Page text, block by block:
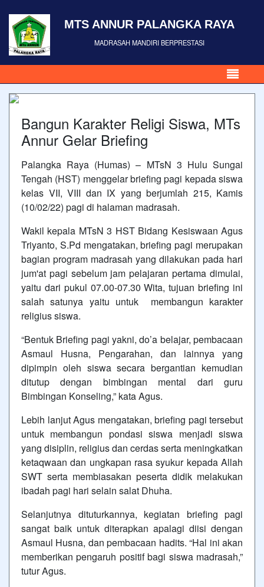
MTS ANNUR PALANGKA RAYA
MADRASAH MANDIRI BERPRESTASI
Bangun Karakter Religi Siswa, MTs
Annur Gelar Briefing
Palangka Raya (Humas) – MTsN 3 Hulu Sungai
Tengah (HST) menggelar briefing pagi kepada siswa
kelas VII, VIII dan IX yang berjumlah 215, Kamis
(10/02/22) pagi di halaman madrasah.
Wakil kepala MTsN 3 HST Bidang Kesiswaan Agus
Triyanto, S.Pd mengatakan, briefing pagi merupakan
bagian program madrasah yang dilakukan pada hari
jum'at pagi sebelum jam pelajaran pertama dimulai,
yaitu dari pukul 07.00-07.30 Wita, tujuan briefing ini
salah satunya yaitu untuk membangun karakter
religius siswa.
“Bentuk Briefing pagi yakni, do’a belajar, pembacaan
Asmaul Husna, Pengarahan, dan lainnya yang
dipimpin oleh siswa secara bergantian kemudian
ditutup dengan bimbingan mental dari guru
Bimbingan Konseling,” kata Agus.
Lebih lanjut Agus mengatakan, briefing pagi tersebut
untuk membangun pondasi siswa menjadi siswa
yang disiplin, religius dan cerdas serta meningkatkan
ketaqwaan dan ungkapan rasa syukur kepada Allah
SWT serta membiasakan peserta didik melakukan
ibadah pagi hari selain salat Dhuha.
Selanjutnya dituturkannya, kegiatan briefing pagi
sangat baik untuk diterapkan apalagi diisi dengan
Asmaul Husna, dan pembacaan hadits. “Hal ini akan
memberikan pengaruh positif bagi siswa madrasah,”
tutur Agus.